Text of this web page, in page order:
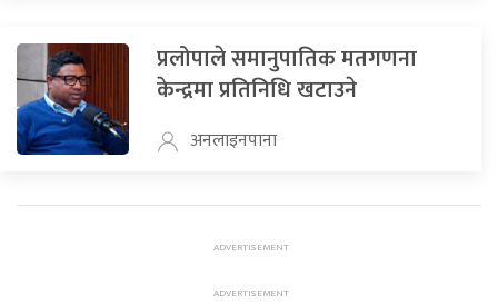
प्रलोपाले समानुपातिक मतगणना
केन्द्रमा प्रतिनिधि खटाउने
अनलाइनपाना